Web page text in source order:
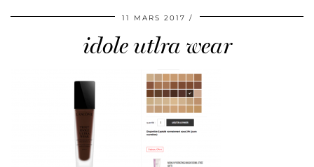
11 MARS 2017
idole utlra wear